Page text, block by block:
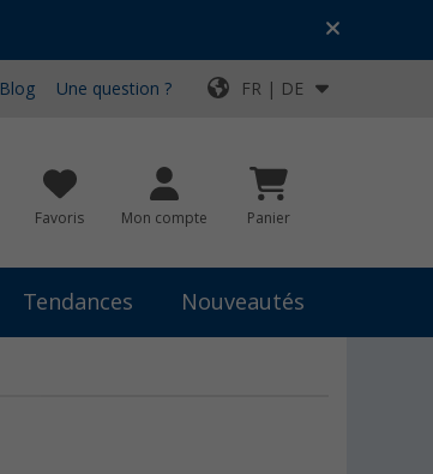
Blog Une question ? FR | DE
Favoris Mon compte Panier
Tendances Nouveautés